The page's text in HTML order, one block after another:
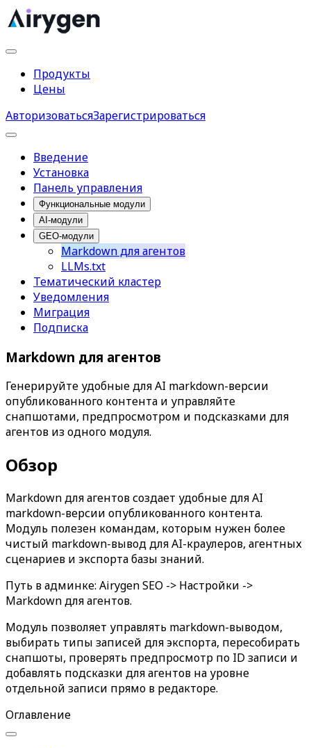
Продукты
Цены
АвторизоватьсяЗарегистрироваться
Введение
Установка
Панель управления
Функциональные модули
AI-модули
GEO-модули
Markdown для агентов
LLMs.txt
Тематический кластер
Уведомления
Миграция
Подписка
Markdown для агентов
Генерируйте удобные для AI markdown-версии
опубликованного контента и управляйте
снапшотами, предпросмотром и подсказками для
агентов из одного модуля.
Обзор
Markdown для агентовсоздает удобные для AI
markdown-версии опубликованного контента.
Модуль полезен командам, которым нужен более
чистый markdown-вывод для AI-краулеров, агентных
сценариев и экспорта базы знаний.
Путь в админке: Airygen SEO -> Настройки ->
Markdown для агентов.
Модуль позволяет управлять markdown-выводом,
выбирать типы записей для экспорта, пересобирать
снапшоты, проверять предпросмотр по ID записи и
добавлять подсказки для агентов на уровне
отдельной записи прямо в редакторе.
Оглавление